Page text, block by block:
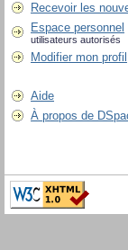
Recevoir les
Espace personnel
utilisateurs autorisés
Modifier mon profil
Aide
À propos de